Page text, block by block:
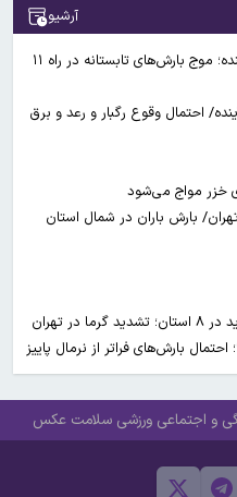
آرشیو
وضعیت جوی کشور در ۷۲ ساعت آینده؛ موج بارش‌های تابستانه در راه ۱۱
احتمال وقوع رگبار و رعد و برق
بارش باران در شمال استان
تهران
بارش‌های فراتر از نرمال پاییز
و اجتماعی ورزشی سلامت عکس